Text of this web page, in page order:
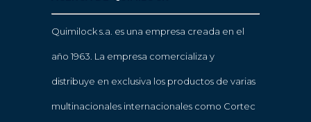
Quimilock s.a. es una empresa creada en el
año 1963. La empresa comercializa y
distribuye en exclusiva los productos de varias
multinacionales internacionales como Cortec